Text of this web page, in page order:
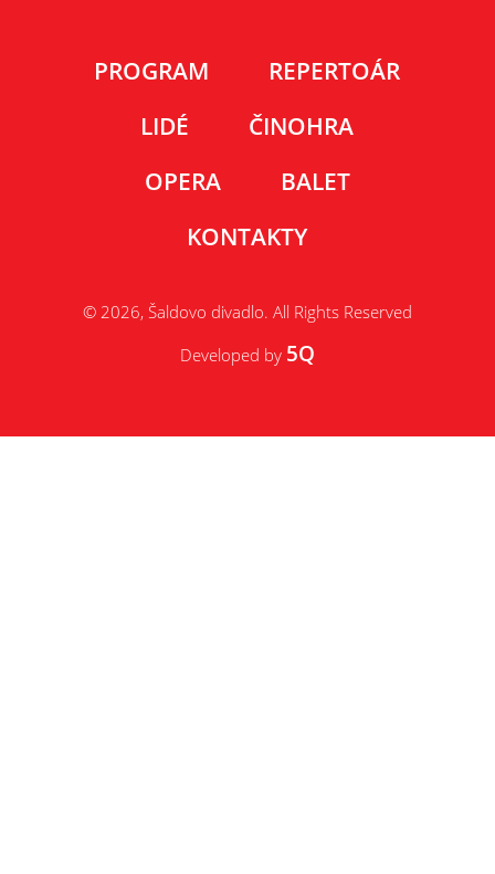
PROGRAM
REPERTOÁR
LIDÉ
ČINOHRA
OPERA
BALET
KONTAKTY
© 2026, Šaldovo divadlo. All Rights Reserved
Developed by 5Q